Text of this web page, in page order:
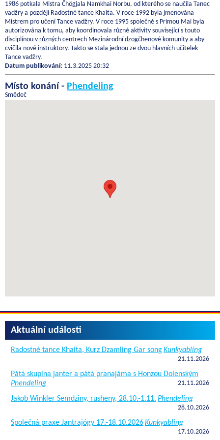
1986 potkala Mistra Čhögjala Namkhai Norbu, od kterého se naučila Tanec
vadžry a později Radostné tance Khaita. V roce 1992 byla jmenována
Mistrem pro učení Tance vadžry. V roce 1995 společně s Primou Mai byla
autorizována k tomu, aby koordinovala různé aktivity související s touto
disciplínou v různých centrech Mezinárodní dzogčhenové komunity a aby
cvičila nové instruktory. Takto se stala jednou ze dvou hlavních učitelek
Tance vadžry.
Datum publikování: 11.3.2025 20:32
Místo konání - Phendeling
Smědeč
Aktuální události
Radostné tance Khaita, Kurz Dzamling Gar songKunkyabling
21.11.2026
Pátá skupina janter a pátá pranajáma s Honzou Dolenským
Phendeling
21.11.2026
Jakob Winkler Semdziny, rusheny, 28.10.-1.11. Phendeling
28.10.2026
Společná praxe Jantrajógy 17.-18.10.2026Kunkyabling
17.10.2026